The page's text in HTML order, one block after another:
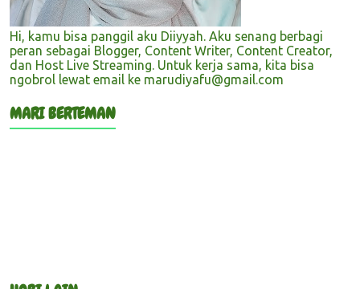
Hi, kamu bisa panggil aku Diiyyah. Aku senang berbagi
peran sebagai Blogger, Content Writer, Content Creator,
dan Host Live Streaming. Untuk kerja sama, kita bisa
ngobrol lewat email ke marudiyafu@gmail.com
MARI BERTEMAN